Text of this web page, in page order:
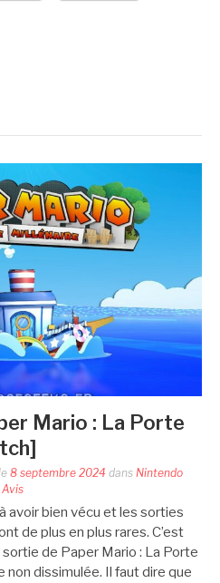
Mario : La Porte
8 septembre 2024 dans Nintendo
avoir bien vécu et les sorties
de plus en plus rares. C’est
sortie de Paper Mario : La Porte
non dissimulée. Il faut dire que